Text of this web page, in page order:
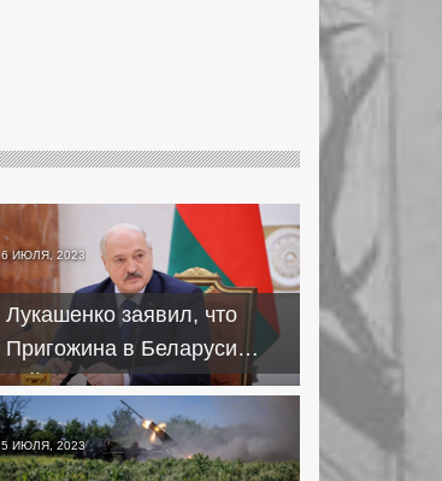
6 ИЮЛЯ, 2023
Лукашенко заявил, что
Пригожина в Беларуси
сейчас нет – что еще
известно
5 ИЮЛЯ, 2023